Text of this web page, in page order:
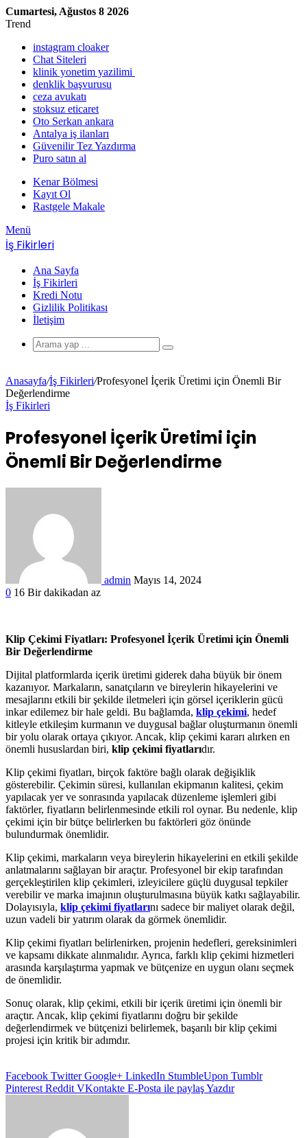
Cumartesi, Ağustos 8 2026
Trend
instagram cloaker
Chat Siteleri
klinik yonetim yazilimi
denklik başvurusu
ceza avukatı
stoksuz eticaret
Oto Serkan ankara
Antalya iş ilanları
Güvenilir Tez Yazdırma
Puro satın al
Kenar Bölmesi
Kayıt Ol
Rastgele Makale
Menü
İş Fikirleri
Ana Sayfa
İş Fikirleri
Kredi Notu
Gizlilik Politikası
İletişim
Anasayfa/İş Fikirleri/Profesyonel İçerik Üretimi için Önemli Bir
Değerlendirme
İş Fikirleri
Profesyonel İçerik Üretimi için
Önemli Bir Değerlendirme
admin Mayıs 14, 2024
0 16 Bir dakikadan az
Klip Çekimi Fiyatları: Profesyonel İçerik Üretimi için Önemli
Bir Değerlendirme
Dijital platformlarda içerik üretimi giderek daha büyük bir önem
kazanıyor. Markaların, sanatçıların ve bireylerin hikayelerini ve
mesajlarını etkili bir şekilde iletmeleri için görsel içeriklerin gücü
inkar edilemez bir hale geldi. Bu bağlamda, klip çekimi, hedef
kitleyle etkileşim kurmanın ve duygusal bağlar oluşturmanın önemli
bir yolu olarak ortaya çıkıyor. Ancak, klip çekimi kararı alırken en
önemli hususlardan biri, klip çekimi fiyatlarıdır.
Klip çekimi fiyatları, birçok faktöre bağlı olarak değişiklik
gösterebilir. Çekimin süresi, kullanılan ekipmanın kalitesi, çekim
yapılacak yer ve sonrasında yapılacak düzenleme işlemleri gibi
faktörler, fiyatların belirlenmesinde etkili rol oynar. Bu nedenle, klip
çekimi için bir bütçe belirlerken bu faktörleri göz önünde
bulundurmak önemlidir.
Klip çekimi, markaların veya bireylerin hikayelerini en etkili şekilde
anlatmalarını sağlayan bir araçtır. Profesyonel bir ekip tarafından
gerçekleştirilen klip çekimleri, izleyicilere güçlü duygusal tepkiler
verebilir ve marka imajının oluşturulmasına büyük katkı sağlayabilir.
Dolayısıyla, klip çekimi fiyatlarını sadece bir maliyet olarak değil,
uzun vadeli bir yatırım olarak da görmek önemlidir.
Klip çekimi fiyatları belirlenirken, projenin hedefleri, gereksinimleri
ve kapsamı dikkate alınmalıdır. Ayrıca, farklı klip çekimi hizmetleri
arasında karşılaştırma yapmak ve bütçenize en uygun olanı seçmek
de önemlidir.
Sonuç olarak, klip çekimi, etkili bir içerik üretimi için önemli bir
araçtır. Ancak, klip çekimi fiyatlarını doğru bir şekilde
değerlendirmek ve bütçenizi belirlemek, başarılı bir klip çekimi
projesi için kritik bir adımdır.
Facebook Twitter Google+ LinkedIn StumbleUpon Tumblr
Pinterest Reddit VKontakte E-Posta ile paylaşYazdır